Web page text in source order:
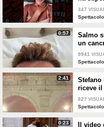
attacchi
347
0:57
Salmo
un
e apre
creme
9941
2:41
Stefano
riceve
Enrico
827
0:23
Il